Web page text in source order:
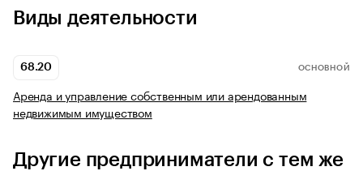
Виды деятельности
68.20 ОСНОВНОЙ
Аренда и управление собственным или арендованным
недвижимым имуществом
Другие предприниматели с тем же